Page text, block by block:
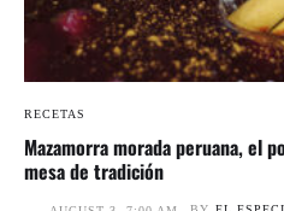
RECETAS
Mazamorra morada peruana, el
mesa de tradición